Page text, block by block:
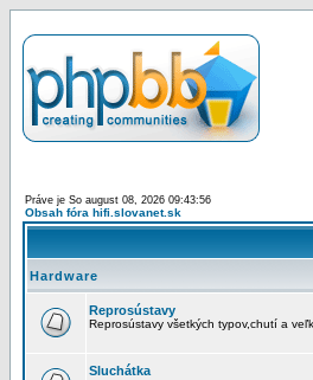
Práve je So august 08, 2026 09:43:56
Obsah fóra hifi.slovanet.sk
Hardware
Reprosústavy
Reprosústavy všetkých typov,chutí a
Sluchátka